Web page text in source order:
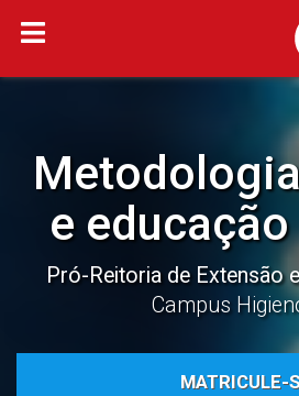
e
Pró-Reitoria de Extensão
Campus
MATRICULE-